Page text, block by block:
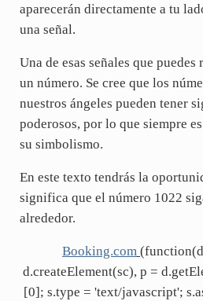
aparecerán directamente a tu
una señal.
Una de esas señales que
un número. Se cree que los
nuestros ángeles pueden tener
poderosos, por lo que siempre
su simbolismo.
En este texto tendrás la
significa que el número 1022
alrededor.
Booking.com
d.createElement(sc), p =
[0]; s.type = 'text/javascript';